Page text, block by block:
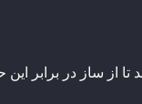
تا از ساز در برابر